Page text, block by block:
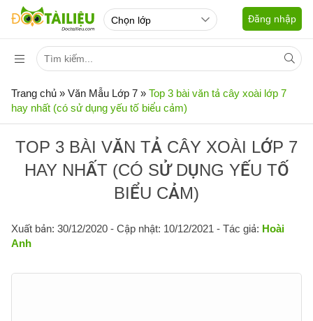
Đăng nhập
Trang chủ » Văn Mẫu Lớp 7 » Top 3 bài văn tả cây xoài lớp 7
hay nhất (có sử dụng yếu tố biểu cảm)
TOP 3 BÀI VĂN TẢ CÂY XOÀI LỚP 7
HAY NHẤT (CÓ SỬ DỤNG YẾU TỐ
BIỂU CẢM)
Xuất bản: 30/12/2020 - Cập nhật: 10/12/2021 - Tác giả: Hoài
Anh